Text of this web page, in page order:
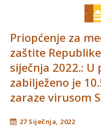
Priopćenje za
zaštite
siječnja 2022.: U
zabilježeno je
zaraze virusom
27 Siječnja, 2022